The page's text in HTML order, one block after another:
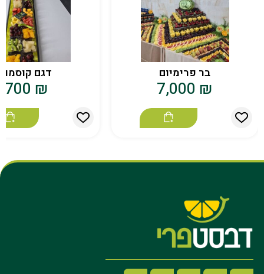
בר פרימיום
7,000 ₪
דגם קוסמוי
700 ₪